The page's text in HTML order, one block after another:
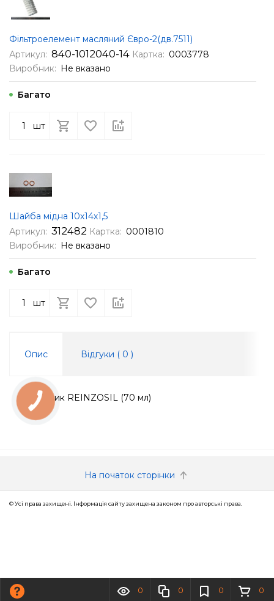
0 0 0 0
Фільтроелемент масляний Євро-2(дв.7511)
Артикул: 840-1012040-14 Картка: 0003778
Виробник: Не вказано
Багато
шт
Шайба мідна 10х14х1,5
Артикул: 312482 Картка: 0001810
Виробник: Не вказано
Багато
шт
Опис Відгуки ( 0 )
Герметик REINZOSIL (70 мл)
На початок сторінки
© Усі права захищені. Інформація сайту захищена законом про авторські права.
КНОПКА
ЗВ'ЯЗКУ